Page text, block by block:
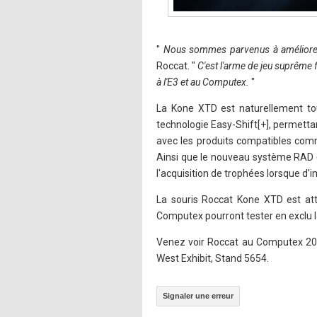
" Nous sommes parvenus à
Roccat. " C'est l'arme de jeu
à l'E3 et au Computex. "
La Kone XTD est naturellement
technologie Easy-Shift[+],
avec les produits compatibles
Ainsi que le nouveau système
l'acquisition de trophées lorsque
La souris Roccat Kone XTD est
Computex pourront tester en exclu
Venez voir Roccat au Computex
West Exhibit, Stand 5654.
Signaler une erreur